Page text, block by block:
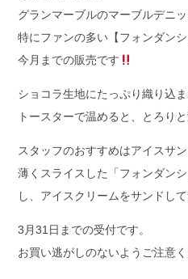
グランマーブルのマーブルデニ
特にファンの多い【フォンダンシ
今月までの販売です
ショコラ生地にたっぷり織り込
トースターで温めると、とろり
スタッフのおすすめはアイスサ
薄くスライスした「フォンダン
し、アイスクリームをサンドし
3月31日までの受付です。
お買い逃がしのないようご注意